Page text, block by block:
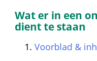
Wat er in een
dient te staan
Voorblad &